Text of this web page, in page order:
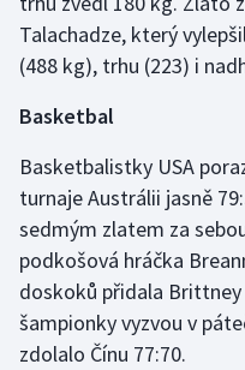
Talachadze, který
(488 kg), trhu (223) i
Basketbal
Basketbalistky USA
turnaje Austrálii jasně
sedmým zlatem za
podkošová hráčka
doskoků přidala
šampionky vyzvou v
zdolalo Čínu 77:70.